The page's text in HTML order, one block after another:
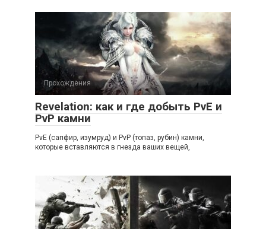
Прохождения
Revelation: как и где добыть PvE и
PvP камни
PvE (сапфир, изумруд) и PvP (топаз, рубин) камни,
которые вставляются в гнезда ваших вещей,